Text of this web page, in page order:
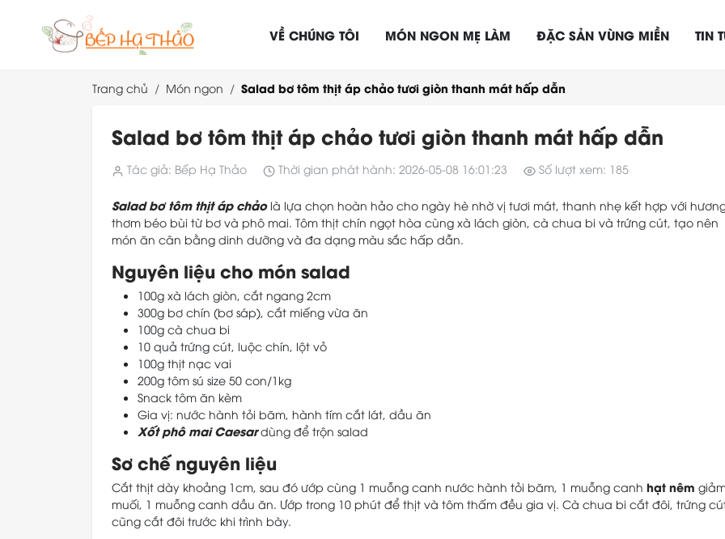
VỀ CHÚNG TÔI MÓN NGON MẸ LÀM ĐẶC SẢN VÙNG MIỀN TIN
Trang chủ Món ngon Salad bơ tôm thịt áp chảo tươi giòn thanh mát hấp dẫn
Salad bơ tôm thịt áp chảo tươi giòn thanh mát hấp dẫn
Tác giả: Bếp Hạ Thảo Thời gian phát hành: 2026-05-08 16:01:23 Số lượt xem: 185
Salad bơ tôm thịt áp chảolà lựa chọn hoàn hảo cho ngày hè nhờ vị tươi mát, thanh nhẹ kết hợp với
thơm béo bùi từ bơ và phô mai. Tôm thịt chín ngọt hòa cùng xà lách giòn, cà chua bi và trứng cút, tạo nên
món ăn cân bằng dinh dưỡng và đa dạng màu sắc hấp dẫn.
Nguyên liệu cho món salad
100g xà lách giòn, cắt ngang 2cm
300g bơ chín (bơ sáp), cắt miếng vừa ăn
100g cà chua bi
10 quả trứng cút, luộc chín, lột vỏ
100g thịt nạc vai
200g tôm sú size 50 con/1kg
Snack tôm ăn kèm
Gia vị: nước hành tỏi băm, hành tím cắt lát, dầu ăn
Xốt phô mai Caesardùng để trộn salad
Sơ chế nguyên liệu
Cắt thịt dày khoảng 1cm, sau đó ướp cùng 1 muỗng canh nước hành tỏi băm, 1 muỗng canh hạt nêm
muối, 1 muỗng canh dầu ăn. Ướp trong 10 phút để thịt và tôm thấm đều gia vị. Cà chua bi cắt đôi, trứng
cũng cắt đôi trước khi trình bày.